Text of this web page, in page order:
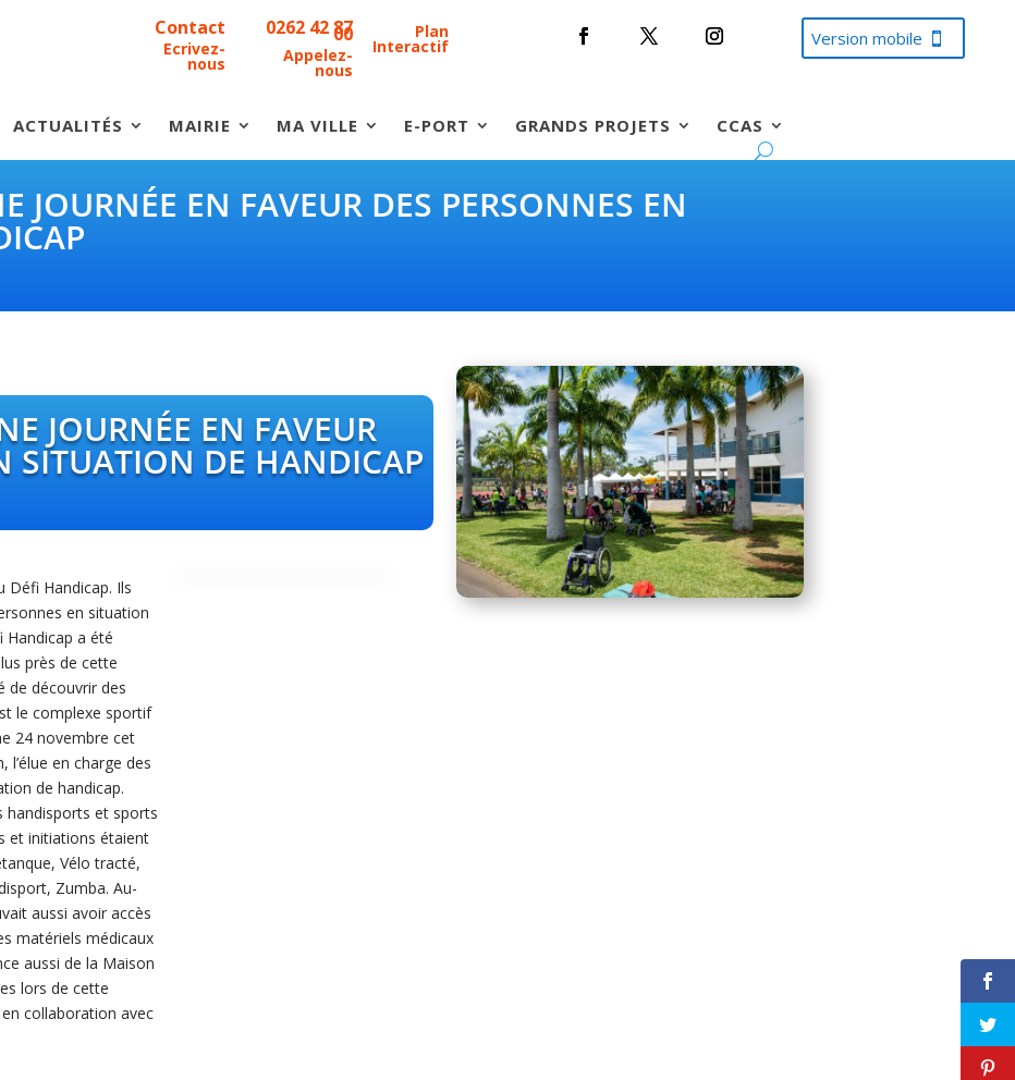
Contact
Ecrivez-
nous
0262 42 87
00
Appelez-
nous
Plan
Interactif Version mobile
ACTUALITÉS MAIRIE MA VILLE E-PORT GRANDS PROJETS CCAS
JOURNÉE EN FAVEUR DES PERSONNES EN
JOURNÉE EN FAVEUR
SITUATION DE HANDICAP
Défi Handicap. Ils
en situation
Handicap a été
près de cette
de découvrir des
le complexe sportif
24 novembre cet
en charge des
de handicap.
handisports et sports
et initiations étaient
Vélo tracté,
Zumba. Au-
aussi avoir accès
matériels médicaux
aussi de la Maison
lors de cette
collaboration avec